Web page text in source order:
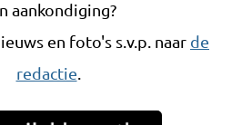
aankondiging?
en foto's s.v.p. naar de
redactie.